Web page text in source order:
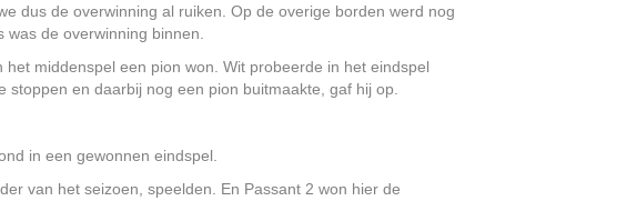
dus de overwinning al ruiken. Op de overige borden werd nog
de overwinning binnen.
middenspel een pion won. Wit probeerde in het eindspel
en daarbij nog een pion buitmaakte, gaf hij op.
in een gewonnen eindspel.
van het seizoen, speelden. En Passant 2 won hier de